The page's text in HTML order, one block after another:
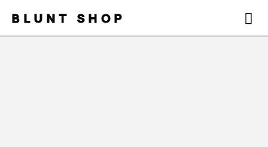
BLUNT SHOP